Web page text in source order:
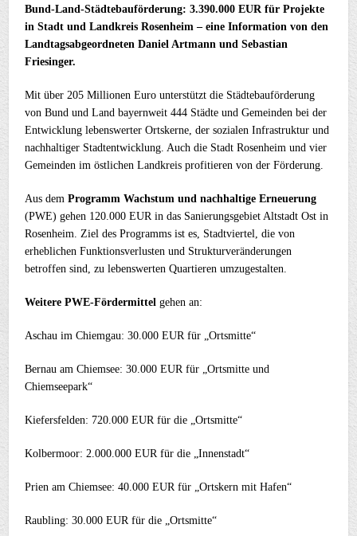
Bund-Land-Städtebauförderung: 3.390.000 EUR für Projekte
in Stadt und Landkreis Rosenheim – eine Information von den
Landtagsabgeordneten Daniel Artmann und Sebastian
Friesinger.
Mit über 205 Millionen Euro unterstützt die Städtebauförderung
von Bund und Land bayernweit 444 Städte und Gemeinden bei der
Entwicklung lebenswerter Ortskerne, der sozialen Infrastruktur und
nachhaltiger Stadtentwicklung. Auch die Stadt Rosenheim und vier
Gemeinden im östlichen Landkreis profitieren von der Förderung.
Aus demProgramm Wachstum und nachhaltige Erneuerung
(PWE) gehen 120.000 EUR in das Sanierungsgebiet Altstadt Ost in
Rosenheim. Ziel des Programms ist es, Stadtviertel, die von
erheblichen Funktionsverlusten und Strukturveränderungen
betroffen sind, zu lebenswerten Quartieren umzugestalten.
Weitere PWE-Fördermittel gehen an:
Aschau im Chiemgau: 30.000 EUR für „Ortsmitte“
Bernau am Chiemsee: 30.000 EUR für „Ortsmitte und
Chiemseepark“
Kiefersfelden: 720.000 EUR für die „Ortsmitte“
Kolbermoor: 2.000.000 EUR für die „Innenstadt“
Prien am Chiemsee: 40.000 EUR für „Ortskern mit Hafen“
Raubling: 30.000 EUR für die „Ortsmitte“